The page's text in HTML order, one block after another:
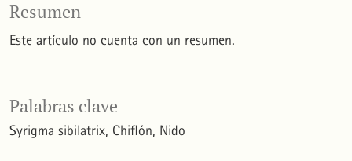
Palabras clave
Syrigma sibilatrix Chiflón Nido
Resumen
Este artículo no cuenta con un resumen.